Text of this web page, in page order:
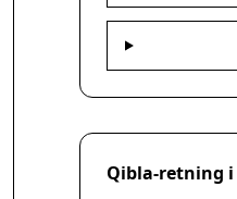
Qibla-retning